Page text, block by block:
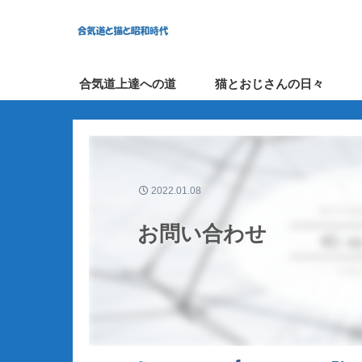
合気道上達への道 猫とおじさんの日々
お問い合わせ
2022.01.08